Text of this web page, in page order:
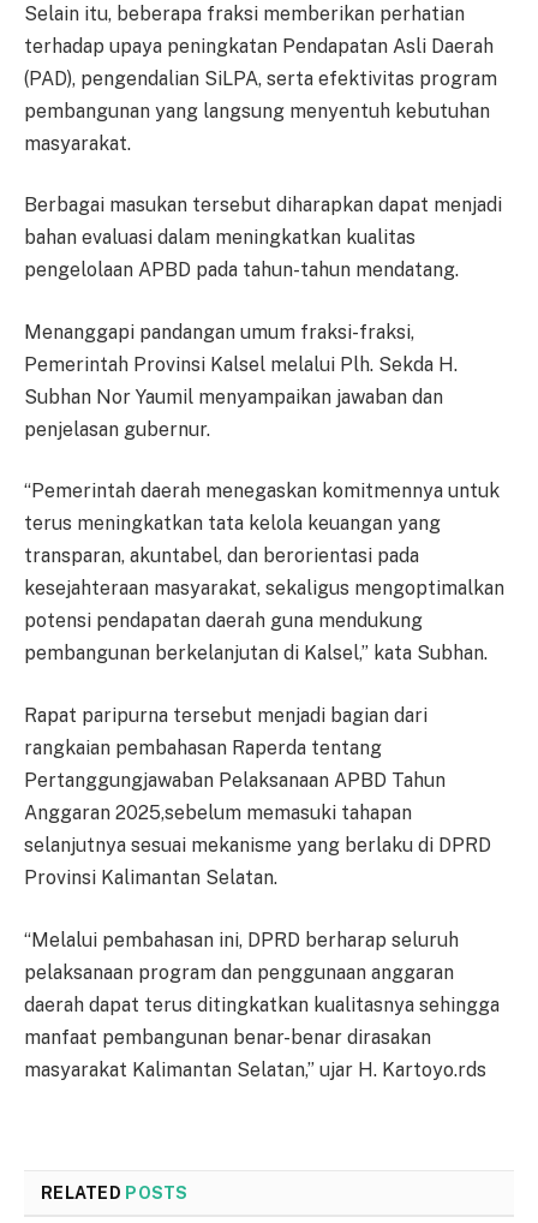
Selain itu, beberapa fraksi memberikan perhatian
terhadap upaya peningkatan Pendapatan Asli Daerah
(PAD), pengendalian SiLPA, serta efektivitas program
pembangunan yang langsung menyentuh kebutuhan
masyarakat.
Berbagai masukan tersebut diharapkan dapat menjadi
bahan evaluasi dalam meningkatkan kualitas
pengelolaan APBD pada tahun-tahun mendatang.
Menanggapi pandangan umum fraksi-fraksi,
Pemerintah Provinsi Kalsel melalui Plh. Sekda H.
Subhan Nor Yaumil menyampaikan jawaban dan
penjelasan gubernur.
“Pemerintah daerah menegaskan komitmennya untuk
terus meningkatkan tata kelola keuangan yang
transparan, akuntabel, dan berorientasi pada
kesejahteraan masyarakat, sekaligus mengoptimalkan
potensi pendapatan daerah guna mendukung
pembangunan berkelanjutan di Kalsel,” kata Subhan.
Rapat paripurna tersebut menjadi bagian dari
rangkaian pembahasan Raperda tentang
Pertanggungjawaban Pelaksanaan APBD Tahun
Anggaran 2025,sebelum memasuki tahapan
selanjutnya sesuai mekanisme yang berlaku di DPRD
Provinsi Kalimantan Selatan.
“Melalui pembahasan ini, DPRD berharap seluruh
pelaksanaan program dan penggunaan anggaran
daerah dapat terus ditingkatkan kualitasnya sehingga
manfaat pembangunan benar-benar dirasakan
masyarakat Kalimantan Selatan,” ujar H. Kartoyo.rds
RELATED POSTS